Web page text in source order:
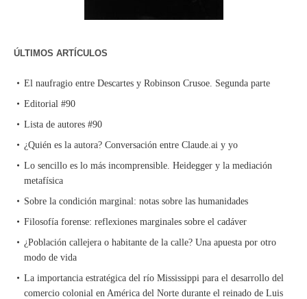
ÚLTIMOS ARTÍCULOS
El naufragio entre Descartes y Robinson Crusoe. Segunda parte
Editorial #90
Lista de autores #90
¿Quién es la autora? Conversación entre Claude.ai y yo
Lo sencillo es lo más incomprensible. Heidegger y la mediación
metafísica
Sobre la condición marginal: notas sobre las humanidades
Filosofía forense: reflexiones marginales sobre el cadáver
¿Población callejera o habitante de la calle? Una apuesta por otro
modo de vida
La importancia estratégica del río Mississippi para el desarrollo del
comercio colonial en América del Norte durante el reinado de Luis